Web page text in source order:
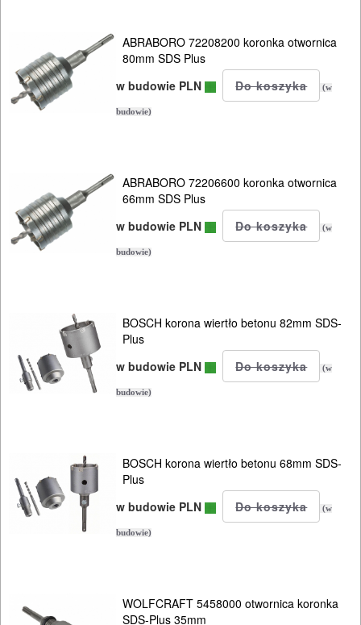
ELEKTRONARZĘDZIA
ELEKTRONARZĘDZIA
AKUMULATOROWE
OSPRZĘT
ELEKTRONARZĘDZI
Zestawy
osprzętowe
BETONU
System
sds-
sds-
ABRABORO 72208200 koronka otwornica
80mm SDS Plus
w budowie PLN
(w
budowie)
ABRABORO 72206600 koronka otwornica
66mm SDS Plus
w budowie PLN
(w
budowie)
BOSCH korona wiertło betonu 82mm SDS-
Plus
w budowie PLN
(w
budowie)
BOSCH korona wiertło betonu 68mm SDS-
Plus
w budowie PLN
(w
budowie)
WOLFCRAFT 5458000 otwornica koronka
SDS-Plus 35mm